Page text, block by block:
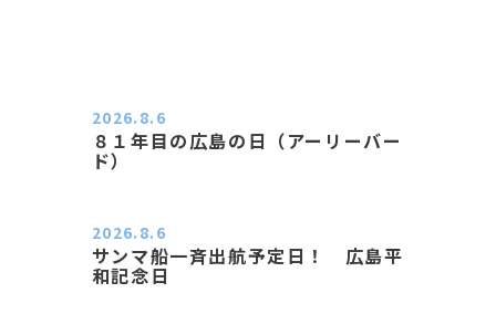
８１年目の広島の日（アーリーバー
ド）
2026.8.6
サンマ船一斉出航予定日！ 広島平
和記念日
2026.8.6